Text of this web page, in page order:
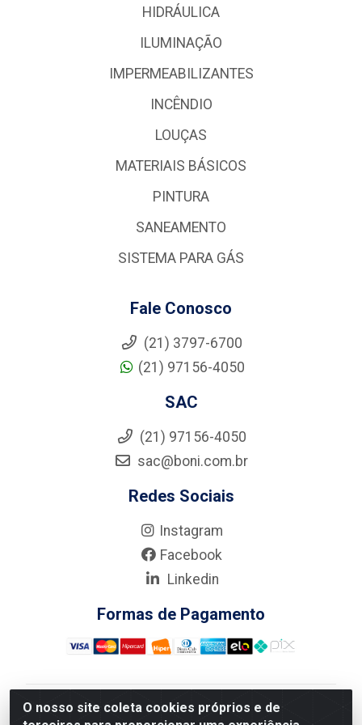
O nosso site coleta cookies próprios e de
HIDRÁULICA
ILUMINAÇÃO
IMPERMEABILIZANTES
INCÊNDIO
LOUÇAS
MATERIAIS BÁSICOS
PINTURA
SANEAMENTO
SISTEMA PARA GÁS
Fale Conosco
(21) 3797-6700
(21) 97156-4050
SAC
(21) 97156-4050
sac@boni.com.br
Redes Sociais
Instagram
Facebook
Linkedin
Formas de Pagamento
Nova Boni Distribuidora de Material de Construção LTDA